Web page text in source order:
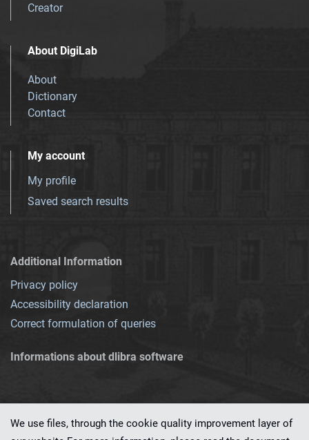
Creator
About DigiLab
About
Dictionary
Contact
My account
My profile
Saved search results
Additional Information
Privacy policy
Accessibility declaration
Correct formulation of queries
Informations about dlibra software
We use files, through the cookie quality improvement layer of